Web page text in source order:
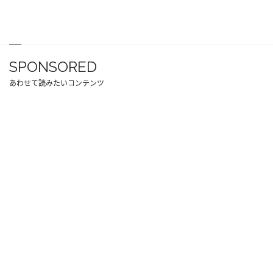
SPONSORED
あわせて読みたいコンテンツ